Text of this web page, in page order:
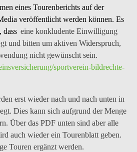
eines Tourenberichts auf der
veröffentlicht werden können. Es
dass eine konkludente Einwilligung
und bitten um aktiven Widerspruch,
nicht gewünscht sein.
sportverein-bildrechte-
erst wieder nach und nach unten in
Dies kann sich aufgrund der Menge
Über das PDF unten sind aber alle
auch wieder ein Tourenblatt geben.
Touren ergänzt werden.